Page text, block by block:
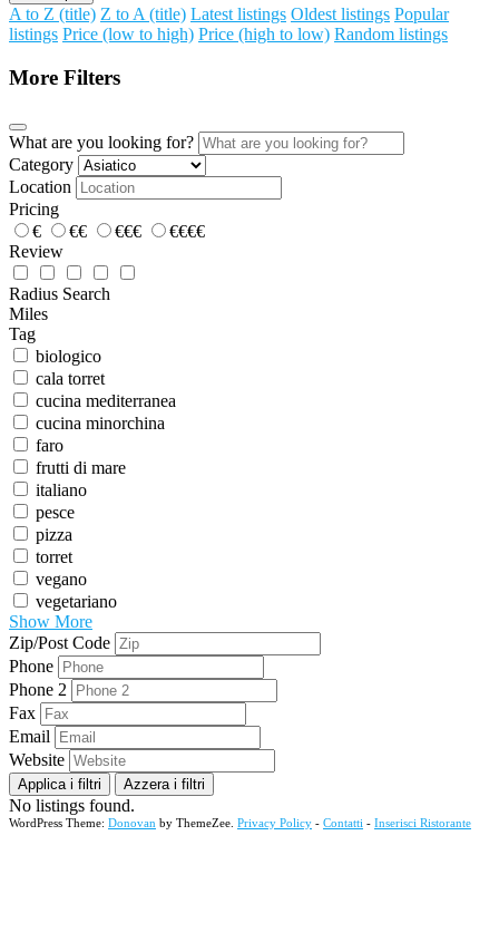
A to Z (title) Z to A (title) Latest listings Oldest listings Popular
listings Price (low to high) Price (high to low) Random listings
More Filters
What are you looking for?
Category
Location
Pricing
€
€€ €€€
€€€€
Review
Radius Search
Miles
Tag
biologico
cala torret
cucina mediterranea
cucina minorchina
faro
frutti di mare
italiano
pesce
pizza
torret
vegano
vegetariano
Show More
Zip/Post Code
Phone
Phone 2
Fax
Email
Website
Applica i filtri Azzera i filtri
No listings found.
WordPress Theme: Donovan by ThemeZee. Privacy Policy - Contatti - Inserisci Ristorante